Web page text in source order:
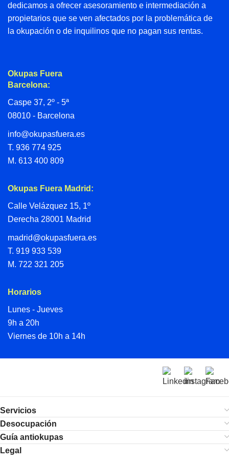
dedicamos a ofrecer asesoramiento e intermediación a
propietarios que se ven afectados por la problemática de
la okupación o de inquilinos que no pagan sus rentas.
Okupas Fuera
Barcelona:
Caspe 37, 2º - 5ª
08010 - Barcelona
info@okupasfuera.es
T. 936 774 925
M. 613 400 809
Okupas Fuera Madrid:
Calle Velázquez 15, 1º
Derecha 28001 Madrid
madrid@okupasfuera.es
T. 919 933 539
M. 722 321 205
Horarios
Lunes - Jueves
9h a 20h
Viernes de 10h a 14h
Servicios
Desocupación
Guía antiokupas
Legal